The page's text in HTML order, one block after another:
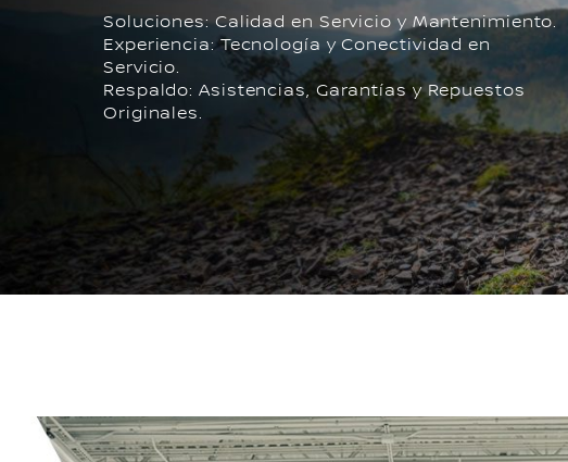
Soluciones: Calidad en Servicio y Mantenimiento.
Experiencia: Tecnología y Conectividad en
Servicio.
Respaldo: Asistencias, Garantías y Repuestos
Originales.